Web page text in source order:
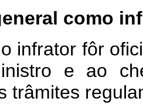
como
fôr
e ao
trâmites